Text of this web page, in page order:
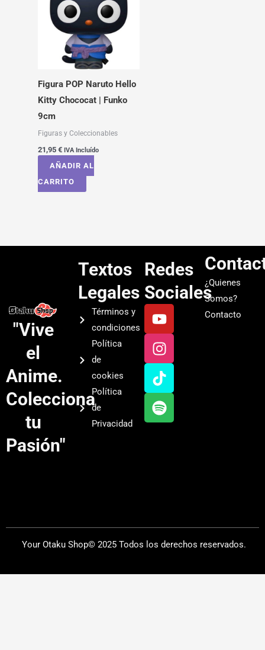
Figura POP Naruto Hello
Kitty Chococat | Funko
9cm
Figuras y Coleccionables
21,95 € IVA Incluído
AÑADIR AL
CARRITO
"Vive
el
Anime.
Colecciona
tu
Pasión"
Textos
Legales
Términos y
condiciones
Política
de
cookies
Política
de
Privacidad
Redes
Sociales
Y
o
u
t
u
b
e
I
n
s
t
a
g
r
a
T
i
k
t
o
k
S
p
o
t
i
f
y
¿Quienes
Somos?
Contacto
Your Otaku Shop© 2025 Todos los derechos reservados.